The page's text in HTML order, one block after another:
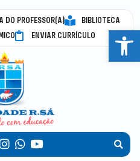
DO PROFESSOR(A)
BIBLIOTECA
ENVIAR CURRÍCULO Abrir